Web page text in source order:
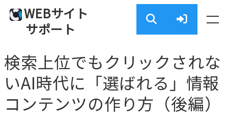
WEBサイト
サポート
検索上位でもクリックされな
いAI時代に「選ばれる」情報
コンテンツの作り方（後編）